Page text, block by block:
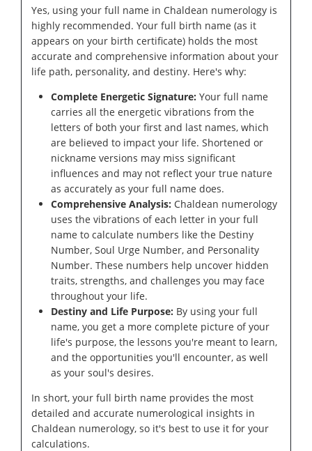
Yes, using your full name in Chaldean numerology is
highly recommended. Your full birth name (as it
appears on your birth certificate) holds the most
accurate and comprehensive information about your
life path, personality, and destiny. Here's why:
Complete Energetic Signature: Your full name
carries all the energetic vibrations from the
letters of both your first and last names, which
are believed to impact your life. Shortened or
nickname versions may miss significant
influences and may not reflect your true nature
as accurately as your full name does.
Comprehensive Analysis: Chaldean numerology
uses the vibrations of each letter in your full
name to calculate numbers like the Destiny
Number, Soul Urge Number, and Personality
Number. These numbers help uncover hidden
traits, strengths, and challenges you may face
throughout your life.
Destiny and Life Purpose: By using your full
name, you get a more complete picture of your
life's purpose, the lessons you're meant to learn,
and the opportunities you'll encounter, as well
as your soul's desires.
In short, your full birth name provides the most
detailed and accurate numerological insights in
Chaldean numerology, so it's best to use it for your
calculations.